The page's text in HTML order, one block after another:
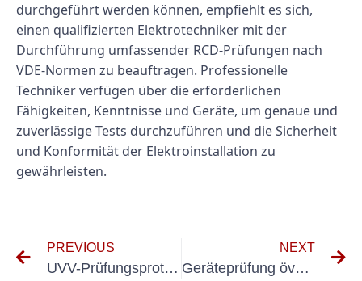
durchgeführt werden können, empfiehlt es sich,
einen qualifizierten Elektrotechniker mit der
Durchführung umfassender RCD-Prüfungen nach
VDE-Normen zu beauftragen. Professionelle
Techniker verfügen über die erforderlichen
Fähigkeiten, Kenntnisse und Geräte, um genaue und
zuverlässige Tests durchzuführen und die Sicherheit
und Konformität der Elektroinstallation zu
gewährleisten.
PREVIOUS
UVV-Prüfungsprotokoll
NEXT
Geräteprüfung öve 8701